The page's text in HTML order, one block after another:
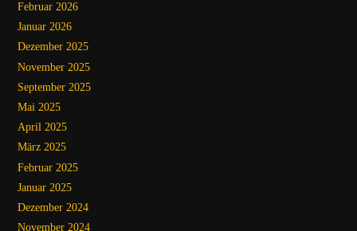
Februar 2026
Januar 2026
Dezember 2025
November 2025
September 2025
Mai 2025
April 2025
März 2025
Februar 2025
Januar 2025
Dezember 2024
November 2024